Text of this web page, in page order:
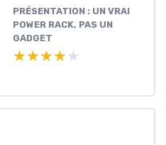
PRÉSENTATION : UN VRAI
POWER RACK, PAS UN
GADGET
★★★★★
★★★★★